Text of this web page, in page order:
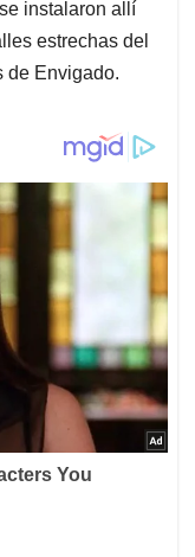
instalaron allí
estrechas del
de Envigado.